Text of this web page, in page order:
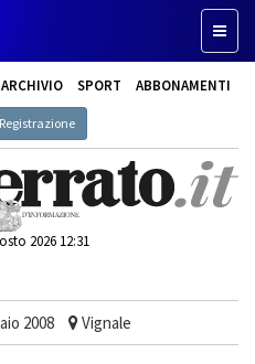
ARCHIVIO SPORT ABBONAMENTI
Registrazione
2026 12:31
2008 Vignale